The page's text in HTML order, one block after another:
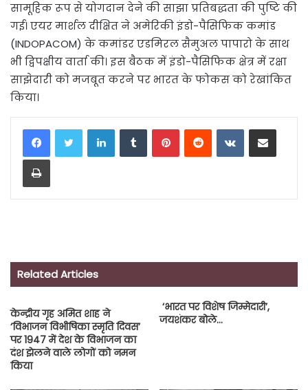
सामूहिक रूप से योगदान देने की साझा प्रतिबद्धता की पुष्टि की
गई। एयर मार्शल दीक्षित ने अमेरिकी इंडो-पैसिफिक कमांड
(INDOPACOM) के कमांडर एडमिरल सैमुअल पापारो के साथ
भी द्विपक्षीय वार्ता की। इस बैठक में इंडो-पैसिफिक क्षेत्र में रक्षा
साझेदारी को मजबूत करने पर भारत के फोकस को रेखांकित
किया।
LinkedInTumblrPinterestReddit VKontakteShare via Email
Print
Related Articles
केन्द्रीय गृह अमित शाह ने
‘विभाजन विभीषिका स्मृति दिवस’
पर 1947 में देश के विभाजन का
दंश झेलने वाले लोगों को नमन
किया
‘भारत पर विशेष जिम्मेदारी’,
जयशंकर बोले…